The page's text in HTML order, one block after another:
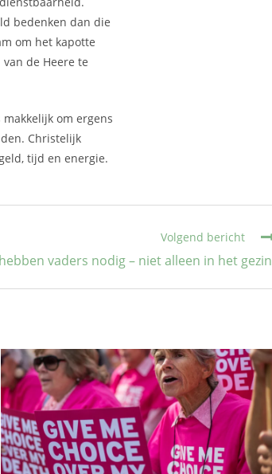
bedenken dan die
om het kapotte
de Heere te
om ergens
Christelijk
tijd en energie.
Volgend bericht
vaders nodig – niet alleen in het gezin